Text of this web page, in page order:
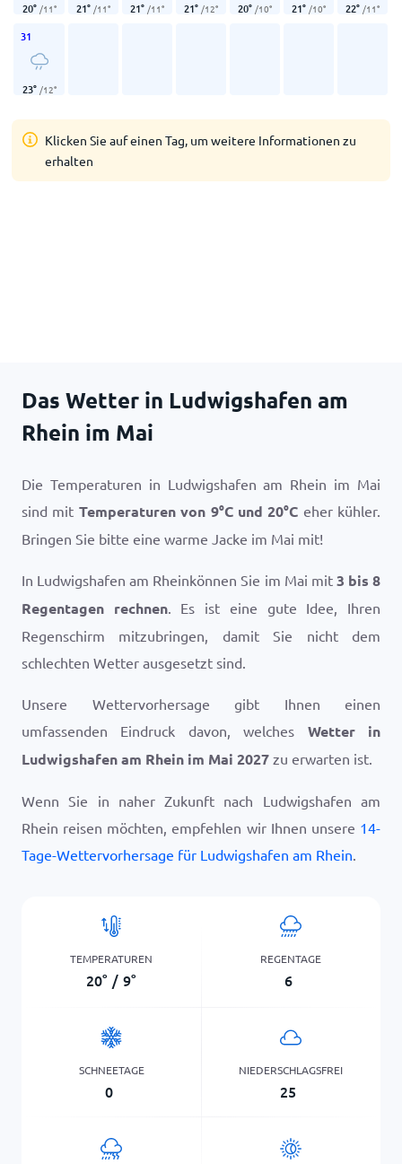
20° /11° 21° /11° 21° /11° 21° /12° 20° /10° 21° /10° 22° /11°
31
23° /12°
Klicken Sie auf einen Tag, um weitere Informationen zu
erhalten
Das Wetter in Ludwigshafen am
Rhein im Mai
Die Temperaturen in Ludwigshafen am Rhein im Mai
sind mit Temperaturen von 9°Cund20°C eher kühler.
Bringen Sie bitte eine warme Jacke im Mai mit!
In Ludwigshafen am Rheinkönnen Sie im Mai mit 3 bis 8
Regentagen rechnen. Es ist eine gute Idee, Ihren
Regenschirm mitzubringen, damit Sie nicht dem
schlechten Wetter ausgesetzt sind.
Unsere Wettervorhersage gibt Ihnen einen
umfassenden Eindruck davon, welches Wetter in
Ludwigshafen am Rhein im Mai 2027 zu erwarten ist.
Wenn Sie in naher Zukunft nach Ludwigshafen am
Rhein reisen möchten, empfehlen wir Ihnen unsere 14-
Tage-Wettervorhersage für Ludwigshafen am Rhein.
TEMPERATUREN
20° / 9°
REGENTAGE
6
SCHNEETAGE
0
NIEDERSCHLAGSFREI
25